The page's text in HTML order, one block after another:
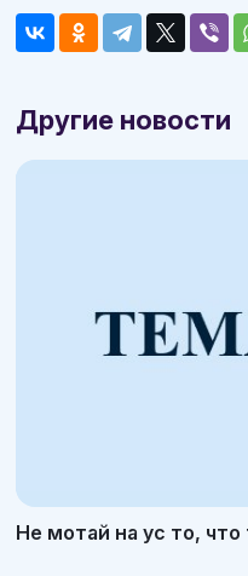
Другие новости
Не мотай на ус то,